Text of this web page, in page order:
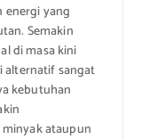
energi yang
Semakin
di masa kini
alternatif sangat
kebutuhan
ataupun